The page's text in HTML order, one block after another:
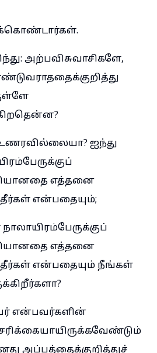
அற்பவிசுவாசிகளே,
ஐந்து
எத்தனை
என்பதையும்;
எத்தனை
என்பதையும் நீங்கள்
என்பவர்களின்
அப்பத்தைக்குறித்துச்